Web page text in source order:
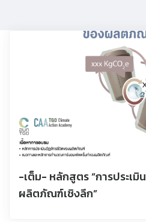
-เต็ม- หลักสูตร “การประเ
ผลิตภัณฑ์เชิงลึก”